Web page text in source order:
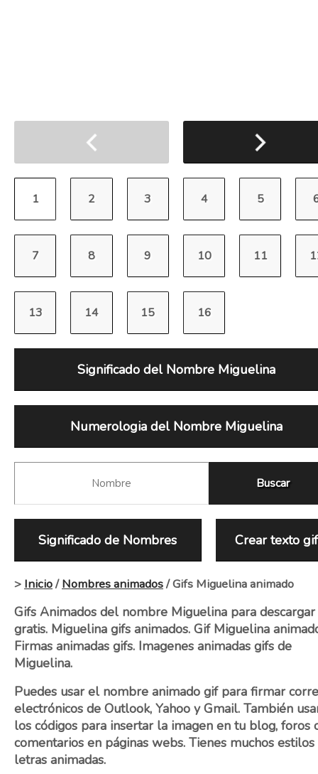
Significado del Nombre Miguelina
Numerologia del Nombre Miguelina
Significado de Nombres Crear texto gif
> Inicio/Nombres animados/ Gifs Miguelina animado
Gifs Animados del nombre Miguelina para descargar
gratis. Miguelina gifs animados. Gif Miguelina
Firmas animadas gifs. Imagenes animadas gifs de
Miguelina.
Puedes usar el nombre animado gif para firmar
electrónicos de Outlook, Yahoo y Gmail. También
los códigos para insertar la imagen en tu blog, foros
comentarios en páginas webs. Tienes muchos estilos
letras animadas.